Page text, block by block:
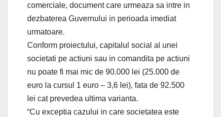
comerciale, document care urmeaza sa intre in
dezbaterea Guvernului in perioada imediat
urmatoare.
Conform proiectului, capitalul social al unei
societati pe actiuni sau in comandita pe actiuni
nu poate fi mai mic de 90.000 lei (25.000 de
euro la cursul 1 euro – 3,6 lei), fata de 92.500
lei cat prevedea ultima varianta.
“Cu exceptia cazului in care societatea este